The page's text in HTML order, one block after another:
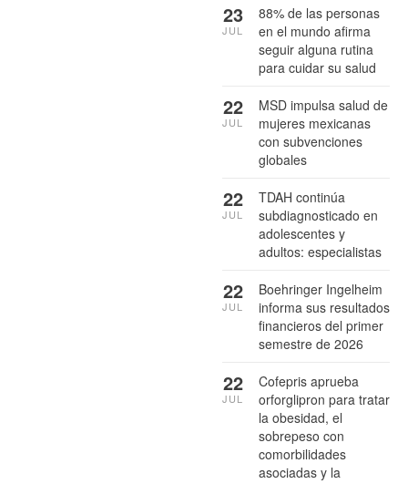
88% de las personas
en el mundo afirma
seguir alguna rutina
para cuidar su salud
23
JUL
MSD impulsa salud de
mujeres mexicanas
con subvenciones
globales
22
JUL
TDAH continúa
subdiagnosticado en
adolescentes y
adultos: especialistas
22
JUL
Boehringer Ingelheim
informa sus resultados
financieros del primer
semestre de 2026
22
JUL
Cofepris aprueba
orforglipron para tratar
la obesidad, el
sobrepeso con
comorbilidades
asociadas y la
22
JUL